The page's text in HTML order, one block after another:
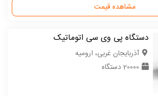
مشاهده قیمت
دستگاه پی وی سی اتوماتیک
آذربایجان غربی، ارومیه
20000 دستگاه